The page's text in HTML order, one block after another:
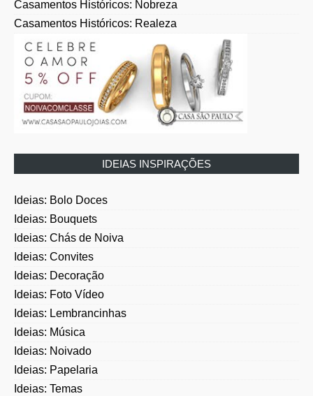
Casamentos Históricos: Nobreza
Casamentos Históricos: Realeza
IDEIAS INSPIRAÇÕES
Ideias: Bolo Doces
Ideias: Bouquets
Ideias: Chás de Noiva
Ideias: Convites
Ideias: Decoração
Ideias: Foto Vídeo
Ideias: Lembrancinhas
Ideias: Música
Ideias: Noivado
Ideias: Papelaria
Ideias: Temas